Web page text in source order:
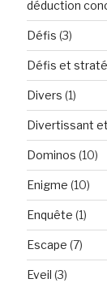
déduction
Défis (3)
Défis et
Divers (1)
Divertissant
Dominos (10)
Enigme (10)
Enquête (1)
Escape (7)
Eveil (3)